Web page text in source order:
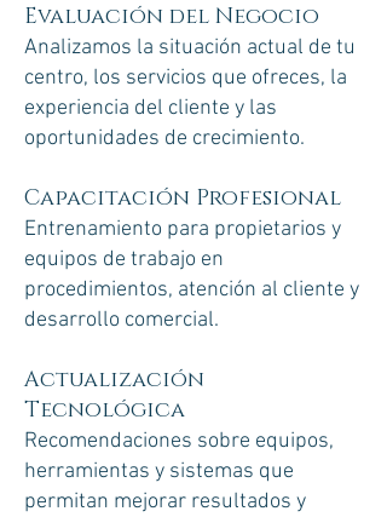
Evaluación del Negocio
Analizamos la situación actual de tu
centro, los servicios que ofreces, la
experiencia del cliente y las
oportunidades de crecimiento.
Capacitación Profesional
Entrenamiento para propietarios y
equipos de trabajo en
procedimientos, atención al cliente y
desarrollo comercial.
Actualización
Tecnológica
Recomendaciones sobre equipos,
herramientas y sistemas que
permitan mejorar resultados y